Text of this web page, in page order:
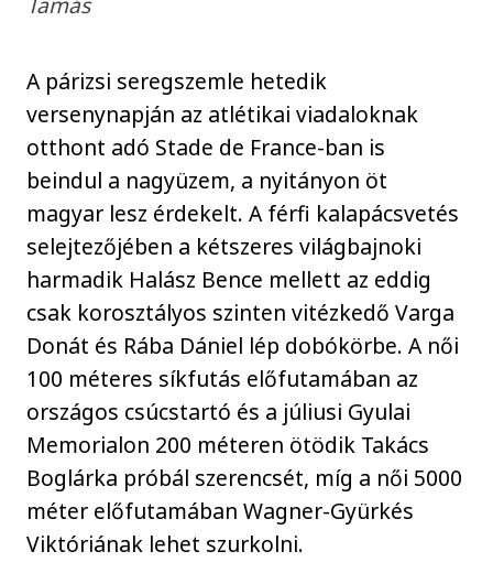
A párizsi seregszemle hetedik
versenynapján az atlétikai viadaloknak
otthont adó Stade de France-ban is
beindul a nagyüzem, a nyitányon öt
magyar lesz érdekelt. A férfi kalapácsvetés
selejtezőjében a kétszeres világbajnoki
harmadik Halász Bence mellett az eddig
csak korosztályos szinten vitézkedő Varga
Donát és Rába Dániel lép dobókörbe. A női
100 méteres síkfutás előfutamában az
országos csúcstartó és a júliusi Gyulai
Memorialon 200 méteren ötödik Takács
Boglárka próbál szerencsét, míg a női 5000
méter előfutamában Wagner-Gyürkés
Viktóriának lehet szurkolni.